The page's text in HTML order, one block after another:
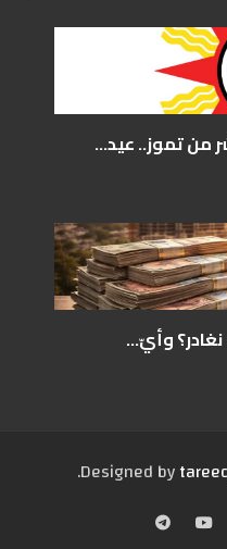
من تموز.. عيد...
وأيّ...
.